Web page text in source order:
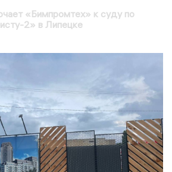
«Бимпромтех» к суду по
2» в Липецке